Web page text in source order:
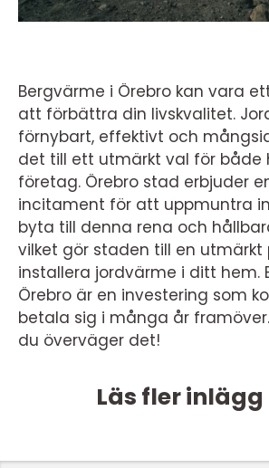
Bergvärme i Örebro kan vara
att förbättra din livskvalitet.
förnybart, effektivt och
det till ett utmärkt val för både
företag. Örebro stad erbjuder
incitament för att uppmuntra
byta till denna rena och
vilket gör staden till en
installera jordvärme i ditt hem.
Örebro är en investering som
betala sig i många år
du överväger det!
Läs fler